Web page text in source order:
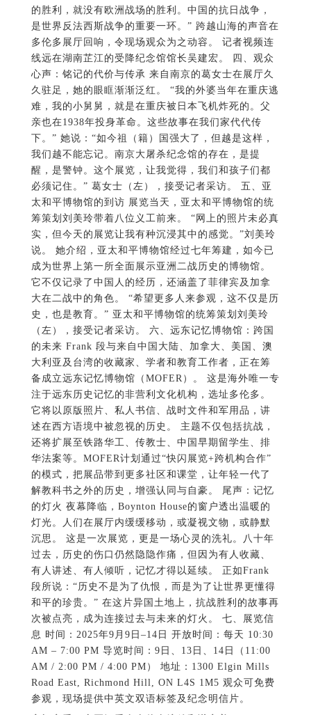
的胜利，就没有欧洲战场的胜利。中国的抗日战争，
是世界反法西斯战争的重要一环。” 跨越山海的声音在
多伦多展厅回响，令现场观众为之动容。 记者视频连
线远在湖南芷江的受降纪念馆馆长吴建宏。 四、观众
心声：铭记的代价与传承 来自南京的葛女士在展厅久
久驻足，她的眼眶渐渐泛红。 “我的外婆当年在重庆逃
难，我的小舅舅，就是在重庆被日本飞机炸死的。父
亲也在1938年投身革命。这些故事在我们家代代传
下。” 她说：“如今祖（籍）国强大了，但越是这样，
我们越不能忘记。南京大屠杀纪念馆的存在，是提
醒，是警钟。这个展览，让我觉得，我们和孩子们都
必须记住。” 葛女士（左），接受记者采访。 五、亚
太和平博物馆的到访 展览当天，亚太和平博物馆的统
筹策划刘美玲带着八位义工前来。 “网上的照片未必真
实，但今天的展览让我有种沉浸其中的感觉。”刘美玲
说。 她介绍，亚太和平博物馆经过七年筹建，如今已
成为世界上第一所全面展示亚洲二战历史的博物馆。
它不仅记录了中国人的经历，还涵盖了菲律宾及加拿
大在二战中的角色。 “希望更多人来参观，这不仅是历
史，也是教育。” 亚太和平博物馆的统筹策划刘美玲
（左），接受记者采访。 六、远东记忆博物馆：跨国
的未来 Frank 段与来自中国大陆、加拿大、美国、澳
大利亚及台湾的收藏家、学者和教育工作者，正在筹
备成立远东记忆博物馆（MOFER）。 这是海外唯一专
注于远东历史记忆的非营利文化机构，选址多伦多。
它将以原版照片、私人书信、战时文件和军用品，讲
述在西方语境中被忽视的历史。 主题不仅包括抗战，
还将扩展至铁路华工、传教士、中国早期留学生、排
华法案等。MOFER计划通过“快闪展览+跨机构合作”
的模式，把展品带到更多社区和课堂，让年轻一代了
解教科书之外的历史，增强认同与自豪。 尾声：记忆
的灯火 夜幕降临，Boynton House的窗户透出温暖的
灯光。人们在展厅内缓缓移动，或凝视文物，或静默
沉思。 这是一次展览，更是一场心灵的洗礼。八十年
过去，历史的伤口仍然隐隐作痛，但因为有人收藏、
有人讲述、有人倾听，记忆才得以延续。 正如Frank
段所说：“历史不是为了仇恨，而是为了让世界更懂得
和平的珍贵。” 在这片异国土地上，抗战胜利的故事再
次被点亮，成为连接过去与未来的灯火。 七、展览信
息 时间：2025年9月9日–14日 开放时间：每天 10:30
AM – 7:00 PM 导览时间：9日、13日、14日（11:00
AM / 2:00 PM / 4:00 PM） 地址：1300 Elgin Mills
Road East, Richmond Hill, ON L4S 1M5 观众可免费
参观，现场提供中英文双语标签及纪念明信片。